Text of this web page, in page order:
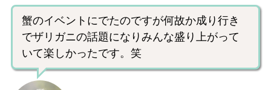
蟹のイベントにでたのですが何故か成り行き
でザリガニの話題になりみんな盛り上がって
いて楽しかったです。笑